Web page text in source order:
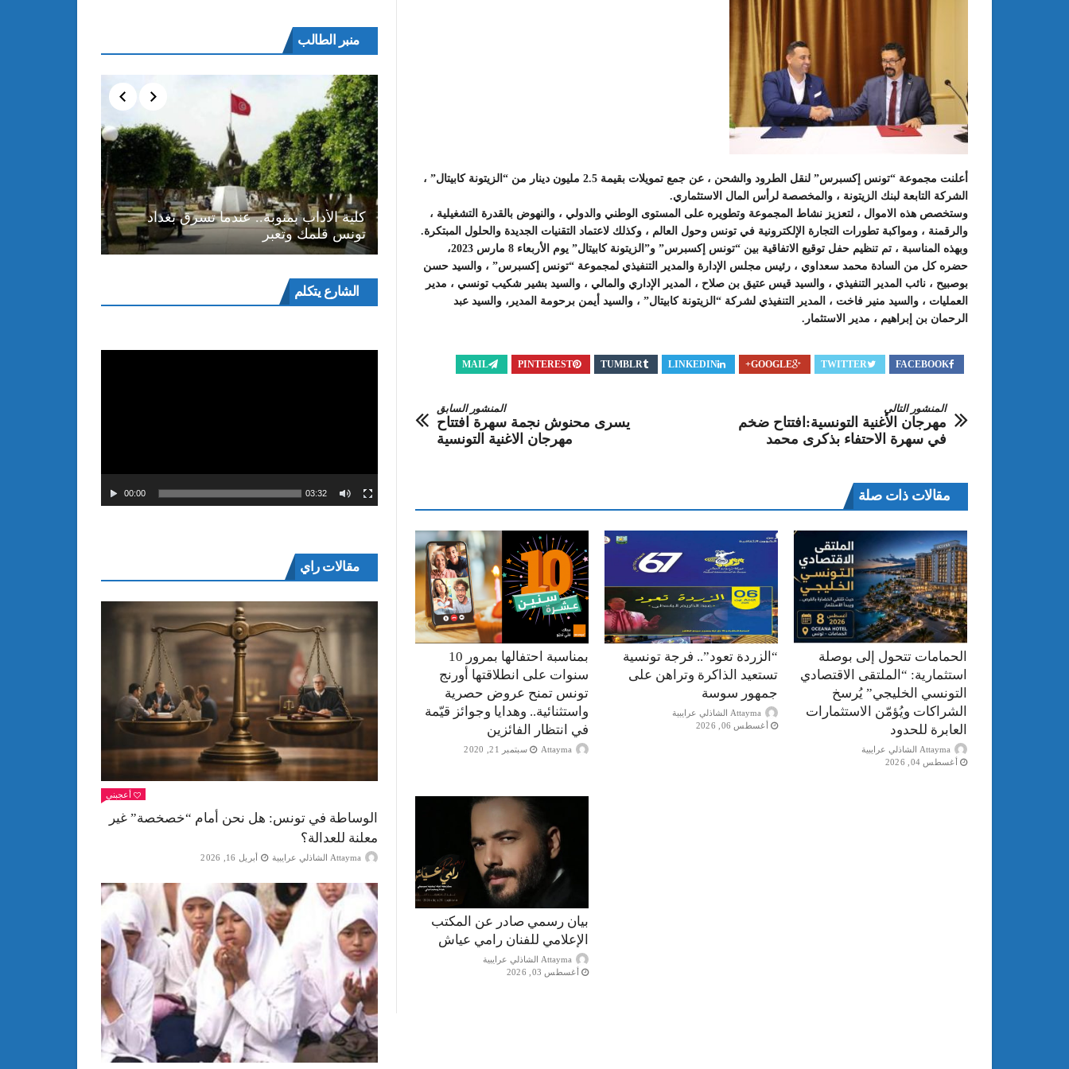
أعلنت مجموعة “تونس إكسبرس” لنقل الطرود والشحن ، عن جمع تمويلات بقيمة 2.5 مليون دينار من “الزيتونة كابيتال” ،
الشركة التابعة لبنك الزيتونة ، والمخصصة لرأس المال الاستثماري.
وستخصص هذه الاموال ، لتعزيز نشاط المجموعة وتطويره على المستوى الوطني والدولي ، والنهوض بالقدرة التشغيلية ،
والرقمنة ، ومواكبة تطورات التجارة الإلكترونية في تونس وحول العالم ، وكذلك لاعتماد التقنيات الجديدة والحلول المبتكرة.
وبهذه المناسبة ، تم تنظيم حفل توقيع الاتفاقية بين “تونس إكسبرس” و”الزيتونة كابيتال” يوم الأربعاء 8 مارس 2023،
حضره كل من السادة محمد سعداوي ، رئيس مجلس الإدارة والمدير التنفيذي لمجموعة “تونس إكسبرس” ، والسيد حسن
بوصبيح ، نائب المدير التنفيذي ، والسيد قيس عتيق بن صلاح ، المدير الإداري والمالي ، والسيد بشير شكيب تونسي ، مدير
العمليات ، والسيد منير فاخت ، المدير التنفيذي لشركة “الزيتونة كابيتال” ، والسيد أيمن برحومة المدير، والسيد عبد
الرحمان بن إبراهيم ، مدير الاستثمار.
FACEBOOK
TWITTER
GOOGLE+
LINKEDIN
TUMBLR
PINTEREST
MAIL
المنشور السابق
يسرى محنوش نجمة سهرة افتتاح
مهرجان الاغنية التونسية
المنشور التالي
مهرجان الأغنية التونسية:افتتاح ضخم
في سهرة الاحتفاء بذكرى محمد
مقالات ذات صلة
بمناسبة احتفالها بمرور 10
سنوات على انطلاقتها أورنج
تونس تمنح عروض حصرية
واستثنائية.. وهدايا وجوائز قيّمة
في انتظار الفائزين
Attayma سبتمبر 21, 2020
“الزردة تعود”.. فرجة تونسية
تستعيد الذاكرة وتراهن على
جمهور سوسة
Attayma الشاذلي عرايبية
أغسطس 06, 2026
الحمامات تتحول إلى بوصلة
استثمارية: “الملتقى الاقتصادي
التونسي الخليجي” يُرسخ
الشراكات ويُؤمّن الاستثمارات
العابرة للحدود
Attayma الشاذلي عرايبية
أغسطس 04, 2026
بيان رسمي صادر عن المكتب
الإعلامي للفنان رامي عياش
Attayma الشاذلي عرايبية
أغسطس 03, 2026
منبر الطالب
كلية الأداب بمنوبة.. عندما تسرق بغداد
تونس قلمك وتعبر
المسرح الجامعي يقود رواده إلى الملتقيات
الدولية…التجربة العمانية نموذجا
عبد الستار الخليفي: مهم جدا أن يتواصل
الملتقى الدولي الحسين بوزيان للمسرح
الجامعي بوجودي أو بدونه
الدورة 24 للمعرض الجامعي تحت
إلى التميّز”
الشارع يتكلممشغل
الفيديو
00:00 03:32
مقالات راي
أعجبني
الوساطة في تونس: هل نحن أمام “خصخصة” غير
معلنة للعدالة؟
Attayma الشاذلي عرايبية أبريل 16, 2026